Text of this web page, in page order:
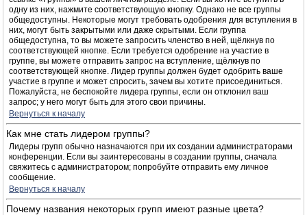
одну из них, нажмите соответствующую кнопку. Однако не все группы
общедоступны. Некоторые могут требовать одобрения для вступления в
них, могут быть закрытыми или даже скрытыми. Если группа
общедоступна, то вы можете запросить членство в ней, щёлкнув по
соответствующей кнопке. Если требуется одобрение на участие в
группе, вы можете отправить запрос на вступление, щёлкнув по
соответствующей кнопке. Лидер группы должен будет одобрить ваше
участие в группе и может спросить, зачем вы хотите присоединиться.
Пожалуйста, не беспокойте лидера группы, если он отклонил ваш
запрос; у него могут быть для этого свои причины.
Вернуться к началу
Как мне стать лидером группы?
Лидеры групп обычно назначаются при их создании администраторами
конференции. Если вы заинтересованы в создании группы, сначала
свяжитесь с администратором; попробуйте отправить ему личное
сообщение.
Вернуться к началу
Почему названия некоторых групп имеют разные цвета?